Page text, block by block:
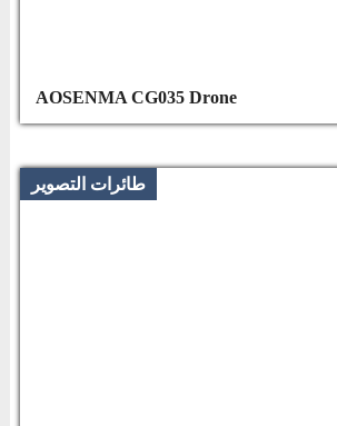
AOSENMA CG035 Drone
طائرات التصوير